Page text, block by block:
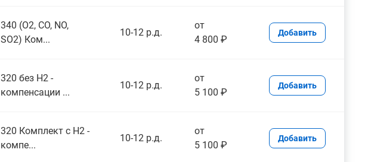
340 (O2, CO, NO,
SO2) Ком...
10-12 р.д.
от
4 800 ₽
Добавить
320 без H2 -
компенсации ...
10-12 р.д.
от
5 100 ₽
Добавить
320 Комплект с H2 -
компе...
10-12 р.д.
от
5 100 ₽
Добавить